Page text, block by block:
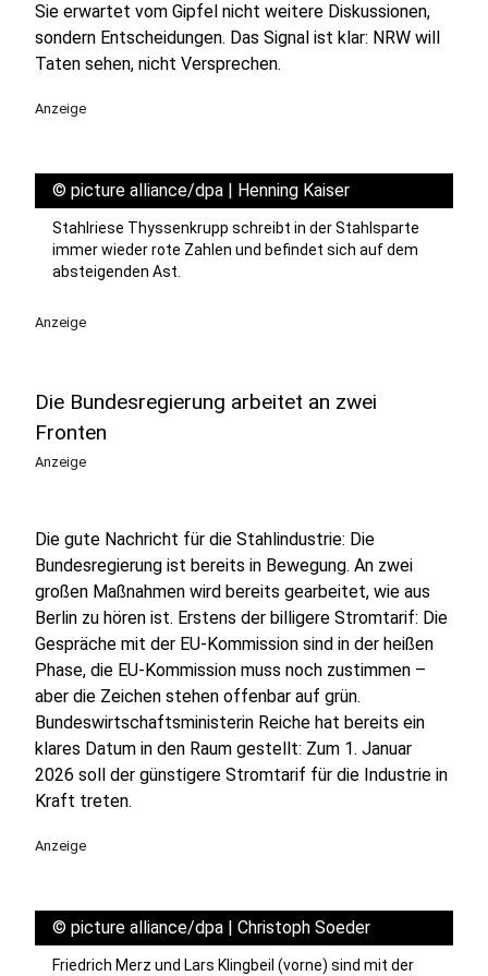
Sie erwartet vom Gipfel nicht weitere Diskussionen,
sondern Entscheidungen. Das Signal ist klar: NRW will
Taten sehen, nicht Versprechen.
Anzeige
© picture alliance/dpa | Henning Kaiser
Stahlriese Thyssenkrupp schreibt in der Stahlsparte
immer wieder rote Zahlen und befindet sich auf dem
absteigenden Ast.
Anzeige
Die Bundesregierung arbeitet an zwei
Fronten
Anzeige
Die gute Nachricht für die Stahlindustrie: Die
Bundesregierung ist bereits in Bewegung. An zwei
großen Maßnahmen wird bereits gearbeitet, wie aus
Berlin zu hören ist. Erstens der billigere Stromtarif: Die
Gespräche mit der EU-Kommission sind in der heißen
Phase, die EU-Kommission muss noch zustimmen –
aber die Zeichen stehen offenbar auf grün.
Bundeswirtschaftsministerin Reiche hat bereits ein
klares Datum in den Raum gestellt: Zum 1. Januar
2026 soll der günstigere Stromtarif für die Industrie in
Kraft treten.
Anzeige
© picture alliance/dpa | Christoph Soeder
Friedrich Merz und Lars Klingbeil (vorne) sind mit der